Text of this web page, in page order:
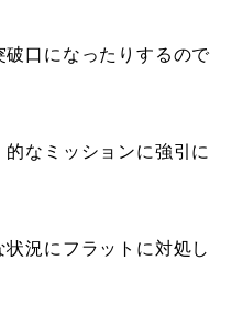
口になったりするので
なミッションに強引に
況にフラットに対処し